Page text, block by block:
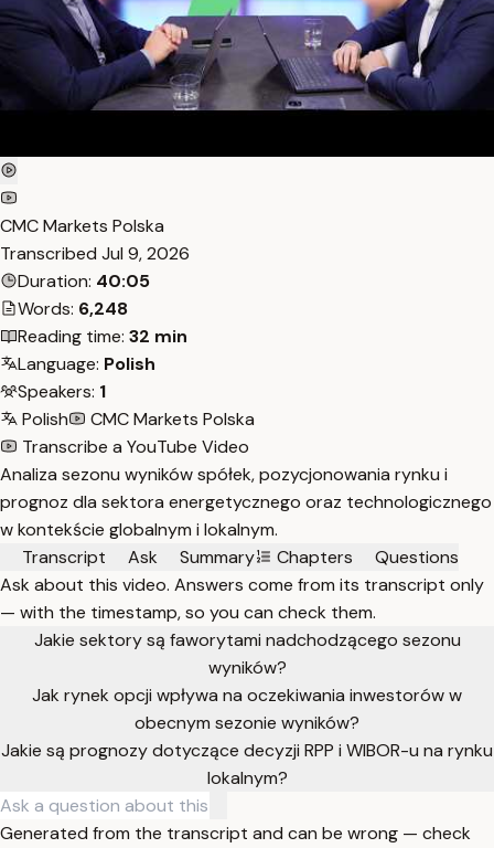
CMC Markets Polska
Transcribed Jul 9, 2026
Duration: 40:05
Words: 6,248
Reading time: 32 min
Language: Polish
Speakers: 1
Polish
CMC Markets Polska
Transcribe a YouTube Video
Analiza sezonu wyników spółek, pozycjonowania rynku i
prognoz dla sektora energetycznego oraz technologicznego
w kontekście globalnym i lokalnym.
Transcript
Ask Summary Chapters
Questions
Ask about this video. Answers come from its transcript only
— with the timestamp, so you can check them.
Jakie sektory są faworytami nadchodzącego sezonu
wyników?
Jak rynek opcji wpływa na oczekiwania inwestorów w
obecnym sezonie wyników?
Jakie są prognozy dotyczące decyzji RPP i WIBOR-u na rynku
lokalnym?
Generated from the transcript and can be wrong — check